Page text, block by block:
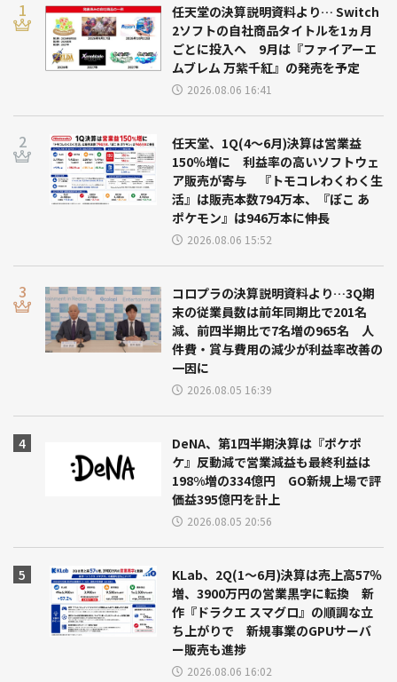
任天堂の決算説明資料より… Switch
2ソフトの自社商品タイトルを1ヵ月
ごとに投入へ 9月は『ファイアーエ
ムブレム 万紫千紅』の発売を予定
2026.08.06 16:41
任天堂、1Q(4～6月)決算は営業益
150％増に 利益率の高いソフトウェ
ア販売が寄与 『トモコレわくわく生
活』は販売本数794万本、『ぽこ あ
ポケモン』は946万本に伸長
2026.08.06 15:52
コロプラの決算説明資料より…3Q期
末の従業員数は前年同期比で201名
減、前四半期比で7名増の965名 人
件費・賞与費用の減少が利益率改善の
一因に
2026.08.05 16:39
DeNA、第1四半期決算は『ポケポ
ケ』反動減で営業減益も最終利益は
198%増の334億円 GO新規上場で評
価益395億円を計上
2026.08.05 20:56
KLab、2Q(1～6月)決算は売上高57％
増、3900万円の営業黒字に転換 新
作『ドラクエ スマグロ』の順調な立
ち上がりで 新規事業のGPUサーバ
ー販売も進捗
2026.08.06 16:02